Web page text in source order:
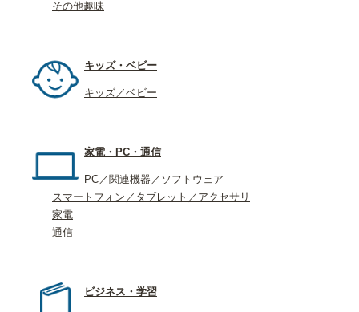
その他趣味
キッズ・ベビー
キッズ／ベビー
家電・PC・通信
PC／関連機器／ソフトウェア
スマートフォン／タブレット／アクセサリ
家電
通信
ビジネス・学習